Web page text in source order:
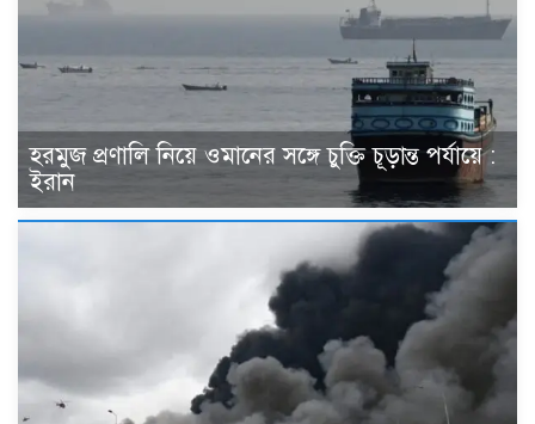
হরমুজ প্রণালি নিয়ে ওমানের সঙ্গে চুক্তি চূড়ান্ত পর্যায়ে :
ইরান